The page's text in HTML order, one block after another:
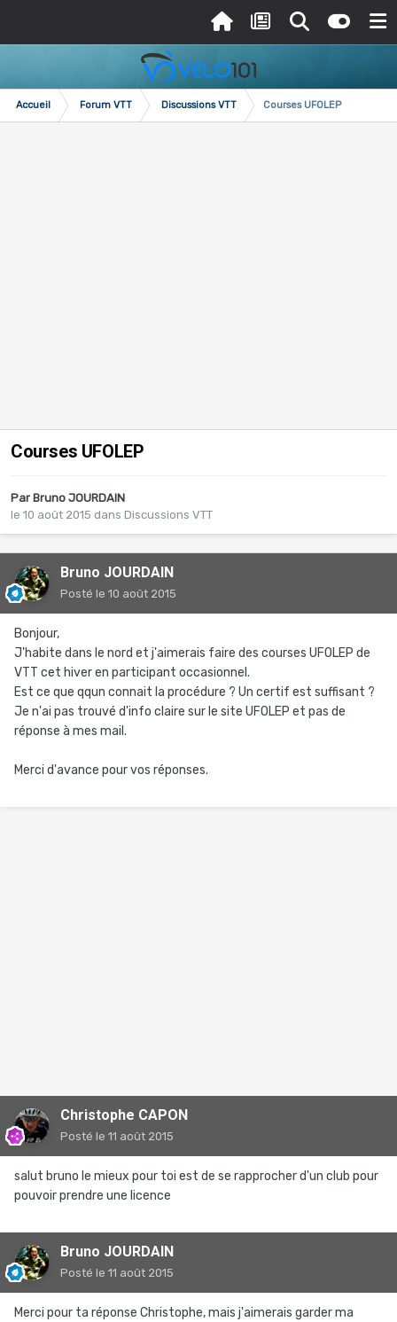
Accueil Forum VTT Discussions VTT Courses UFOLEP
Courses UFOLEP
Par Bruno JOURDAIN
le 10 août 2015 dans Discussions VTT
Bruno JOURDAIN
Posté le 10 août 2015
Bonjour,
J'habite dans le nord et j'aimerais faire des courses UFOLEP de
VTT cet hiver en participant occasionnel.
Est ce que qqun connait la procédure ? Un certif est suffisant ?
Je n'ai pas trouvé d'info claire sur le site UFOLEP et pas de
réponse à mes mail.
Merci d'avance pour vos réponses.
Christophe CAPON
Posté le 11 août 2015
salut bruno le mieux pour toi est de se rapprocher d'un club pour
pouvoir prendre une licence
Bruno JOURDAIN
Posté le 11 août 2015
Merci pour ta réponse Christophe, mais j'aimerais garder ma